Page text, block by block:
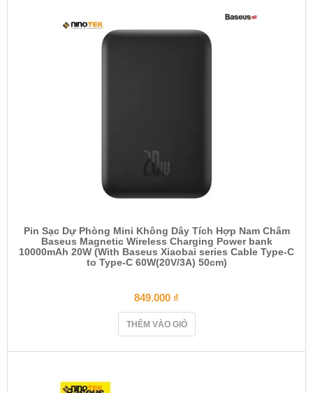
Pin Sạc Dự Phòng Mini Không Dây Tích Hợp Nam Châm
Baseus Magnetic Wireless Charging Power bank
10000mAh 20W (With Baseus Xiaobai series Cable Type-C
to Type-C 60W(20V/3A) 50cm)
849.000 ₫
THÊM VÀO GIỎ